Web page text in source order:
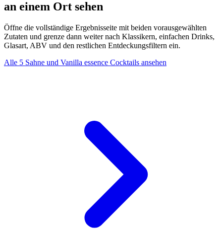
an einem Ort sehen
Öffne die vollständige Ergebnisseite mit beiden vorausgewählten
Zutaten und grenze dann weiter nach Klassikern, einfachen Drinks,
Glasart, ABV und den restlichen Entdeckungsfiltern ein.
Alle 5 Sahne und Vanilla essence Cocktails ansehen